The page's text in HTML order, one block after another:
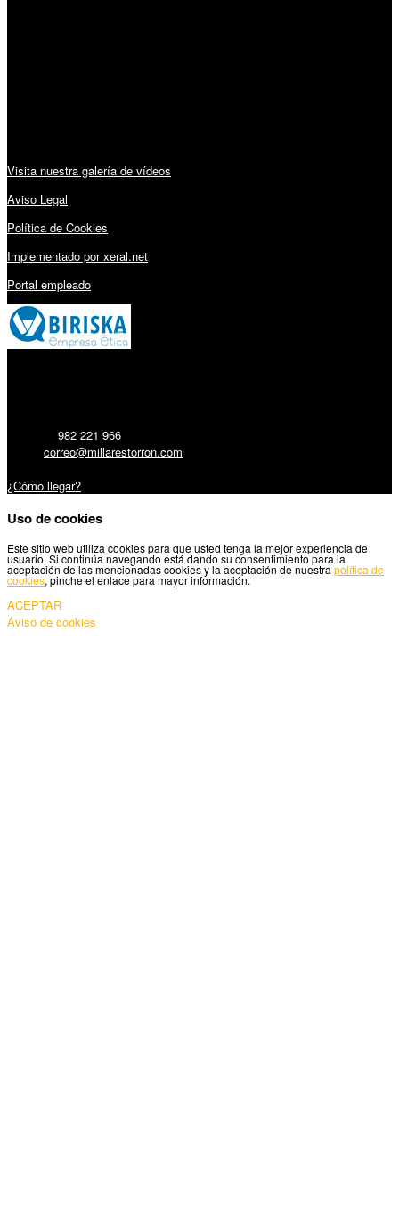
Visita nuestra galería de vídeos
Aviso Legal
Política de Cookies
Implementado por xeral.net
Portal empleado
982 221 966
correo@millarestorron.com
¿Cómo llegar?
Uso de cookies
Este sitio web utiliza cookies para que usted tenga la mejor experiencia de
usuario. Si continúa navegando está dando su consentimiento para la
aceptación de las mencionadas cookies y la aceptación de nuestra política de
cookies, pinche el enlace para mayor información.
ACEPTAR
Aviso de cookies